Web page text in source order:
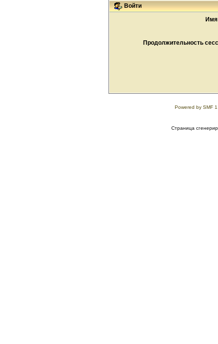
Войти
Имя
Продолжительность
Powered by SMF
Страница